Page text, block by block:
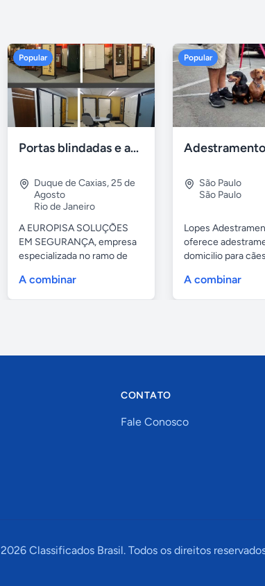
Popular
Portas blindadas e anti-arrombamento Europisa
Duque de Caxias,25 de
Agosto
Rio de Janeiro
A EUROPISA SOLUÇÕES
EM SEGURANÇA, empresa
especializada no ramo de
A combinar
Popular
São Paulo
São Paulo
Lopes
oferece
domicilio para
A combinar
CONTATO
Fale Conosco
2026Classificados Brasil. Todos os direitos